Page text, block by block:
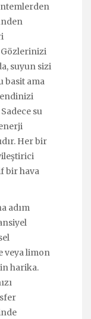
suyun sizi
basit ama
su
Her bir
bir hava
adım
veya limon
harika.